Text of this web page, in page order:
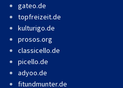
gateo.de
topfreizeit.de
kulturigo.de
prosos.org
classicello.de
picello.de
adyoo.de
fitundmunter.de